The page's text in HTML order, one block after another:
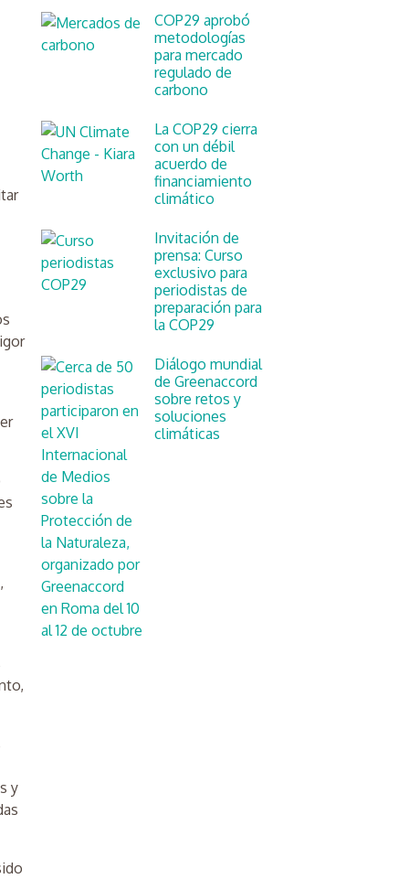
y
COP29 aprobó
metodologías
para mercado
regulado de
carbono
La COP29 cierra
con un débil
acuerdo de
financiamiento
climático
Invitación de
prensa: Curso
exclusivo para
periodistas de
preparación para
la COP29
Diálogo mundial
de Greenaccord
sobre retos y
soluciones
climáticas